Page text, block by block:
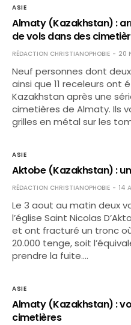
ASIE
Almaty (Kazakhstan) :
de vols dans des
RÉDACTION CHRISTIANOPHOBIE 20
Neuf personnes dont
ainsi que 11 receleurs ont
Kazakhstan après une
cimetières de Almaty. Ils
grilles en métal sur les
ASIE
Aktobe (Kazakhstan) :
RÉDACTION CHRISTIANOPHOBIE 14
Le 3 aout au matin deux
l’église Saint Nicolas
et ont fracturé un tronc
20.000 tenge, soit
prendre la fuite.…
ASIE
Almaty (Kazakhstan) :
cimetières